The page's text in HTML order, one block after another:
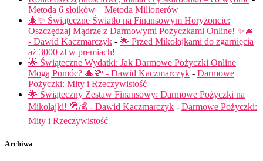
Metoda 6 słoików – Metoda Milionerów
🎄✨ Świąteczne Światło na Finansowym Horyzoncie:
Oszczędzaj Mądrze z Darmowymi Pożyczkami Online! ✨🎄
- Dawid Kaczmarczyk - 🌟 Przed Mikołajkami do zgarnięcia
aż 3000 zł w premiach!
🌟 Świąteczne Wydatki: Jak Darmowe Pożyczki Online
Mogą Pomóc? 🎄💸 - Dawid Kaczmarczyk - Darmowe
Pożyczki: Mity i Rzeczywistość
🌟 Świąteczny Zestaw Finansowy: Darmowe Pożyczki na
Mikołajki! 🎅💰 - Dawid Kaczmarczyk - Darmowe Pożyczki:
Mity i Rzeczywistość
Archiwa